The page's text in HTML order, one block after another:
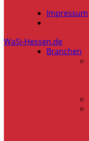
Impressum
WaSi-Hessen.de
Branchen